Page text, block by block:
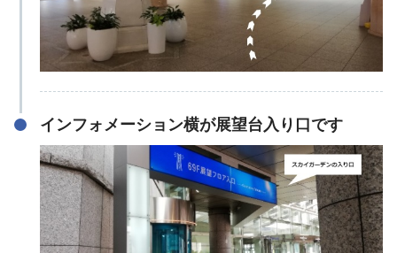
インフォメーション横が展望台入り口です